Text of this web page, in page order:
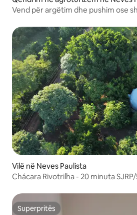
Vend për argëtim dhe pushim ose
Vilë në Neves Paulista
Chácara Rivotrilha - 20 minuta
Superpritës
Superpritës